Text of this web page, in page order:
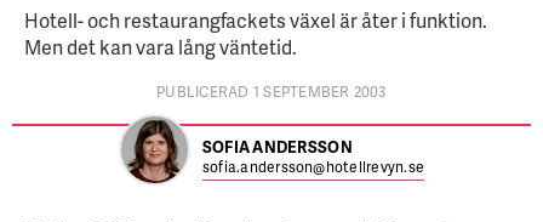
Hotell- och restaurangfackets växel är åter i funktion.
Men det kan vara lång väntetid.
PUBLICERAD 1 SEPTEMBER 2003
SOFIA ANDERSSON
sofia.andersson@hotellrevyn.se